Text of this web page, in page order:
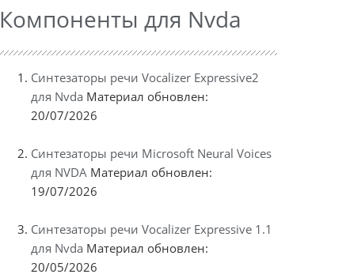
Компоненты для Nvda
Синтезаторы речи Vocalizer Expressive2
для Nvda Материал обновлен:
20/07/2026
Синтезаторы речи Microsoft Neural Voices
для NVDA Материал обновлен:
19/07/2026
Синтезаторы речи Vocalizer Expressive 1.1
для Nvda Материал обновлен:
20/05/2026